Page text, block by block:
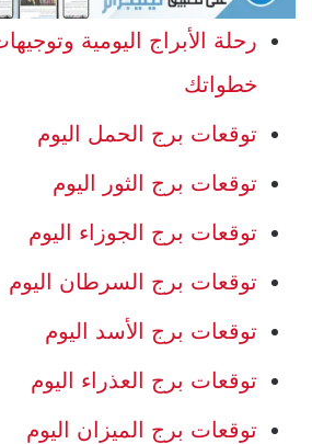
رحلة الأبراج اليومية
خطواتك
توقعات برج الحمل اليوم
توقعات برج الثور اليوم
توقعات برج الجوزاء اليوم
توقعات برج السرطان اليوم
توقعات برج الأسد اليوم
توقعات برج العذراء اليوم
توقعات برج الميزان اليوم